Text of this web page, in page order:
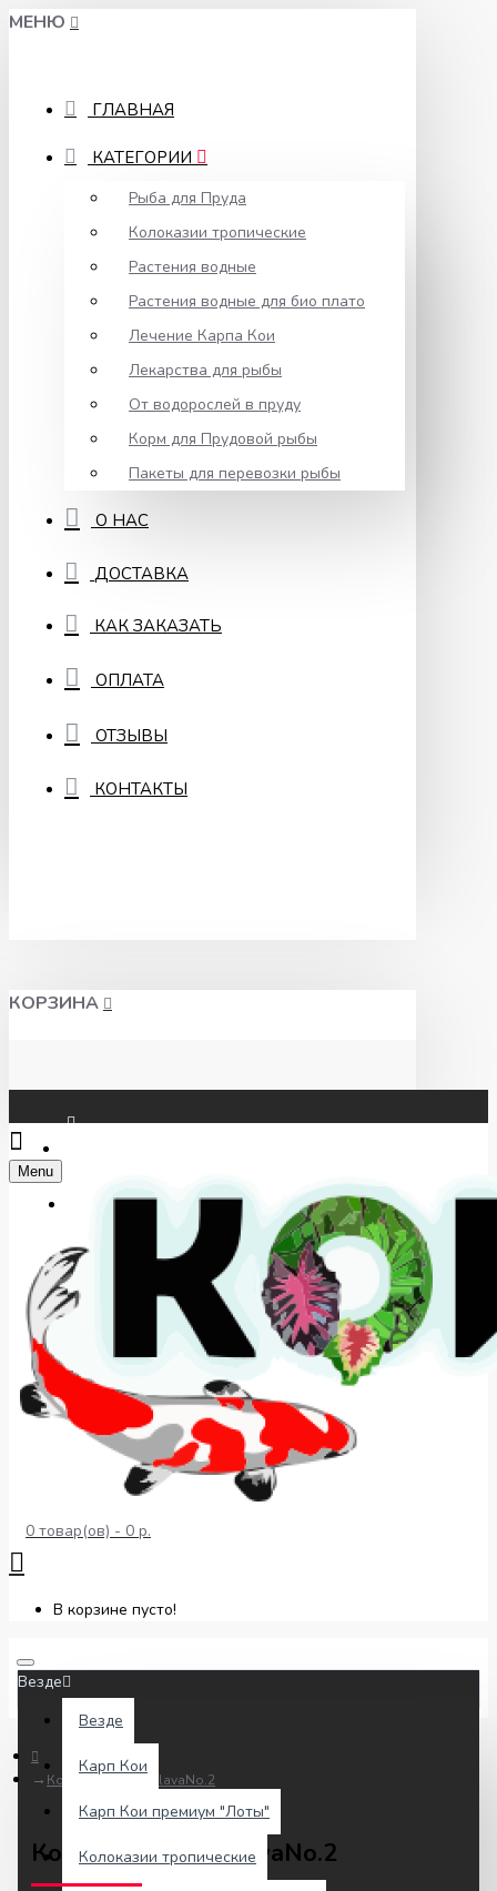
МЕНЮ
ГЛАВНАЯ
КАТЕГОРИИ
Рыба для Пруда
Колоказии тропические
Растения водные
Растения водные для био плато
Лечение Карпа Кои
Лекарства для рыбы
От водорослей в пруду
Корм для Прудовой рыбы
Пакеты для перевозки рыбы
О НАС
ДОСТАВКА
КАК ЗАКАЗАТЬ
ОПЛАТА
ОТЗЫВЫ
КОНТАКТЫ
КОРЗИНА
Telegram
+7(918) 625-00-46
Menu
0 товар(ов) - 0 р.
В корзине пусто!
Везде
Везде
Карп Кои
Карп Кои премиум "Лоты"
Колоказии тропические
Колоказия Black lavaNo.2
Колоказия Black lavaNo.2